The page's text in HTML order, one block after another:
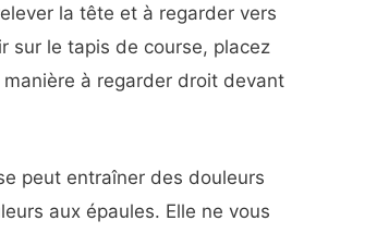
la tête et à regarder vers
sur le tapis de course, placez
à regarder droit devant
peut entraîner des douleurs
aux épaules. Elle ne vous